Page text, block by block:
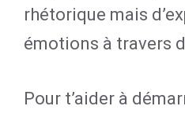
rhétorique mais
émotions à travers
Pour t’aider à